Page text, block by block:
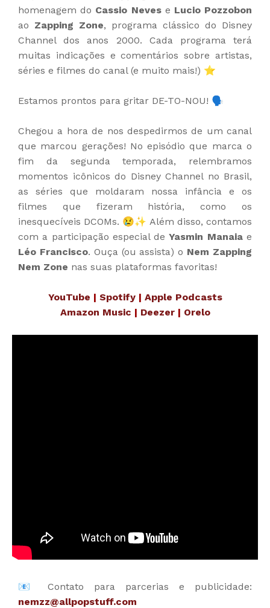
homenagem do Cassio Nevese Lucio Pozzobon
ao Zapping Zone, programa clássico do Disney
Channel dos anos 2000. Cada programa terá
muitas indicações e comentários sobre artistas,
séries e filmes do canal (e muito mais!) ⭐
Estamos prontos para gritar DE-TO-NOU! 🗣️
Chegou a hora de nos despedirmos de um canal
que marcou gerações! No episódio que marca o
fim da segunda temporada, relembramos
momentos icônicos do Disney Channel no Brasil,
as séries que moldaram nossa infância e os
filmes que fizeram história, como os
inesquecíveis DCOMs. 😢✨ Além disso, contamos
com a participação especial deYasmin Manaiae
Léo Francisco. Ouça (ou assista) o Nem Zapping
Nem Zone nas suas plataformas favoritas!
YouTube | Spotify| Apple Podcasts
Amazon Music | Deezer| Orelo
📧 Contato para parcerias e publicidade:
nemzz@allpopstuff.com